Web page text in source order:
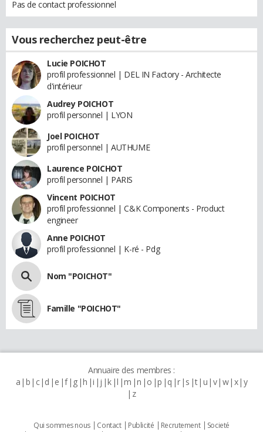
Pas de contact professionnel
Vous recherchez peut-être
Lucie POICHOT
profil professionnel | DEL IN Factory - Architecte
d'intérieur
Audrey POICHOT
profil personnel | LYON
Joel POICHOT
profil personnel | AUTHUME
Laurence POICHOT
profil personnel | PARIS
Vincent POICHOT
profil professionnel | C&K Components - Product
engineer
Anne POICHOT
profil professionnel | K-ré - Pdg
Nom "POICHOT"
Famille "POICHOT"
Annuaire des membres :
a b c d e f g h i j k l m n o p q r s t u v w x y
z
Qui sommes nous Contact Publicité Recrutement
Societé